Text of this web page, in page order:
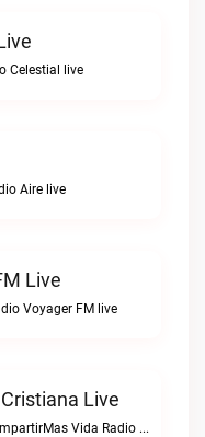
Celestial live
Aire live
Live
Voyager FM live
Live
Una Bendición Para CompartirMas Vida Radio Cristiana live